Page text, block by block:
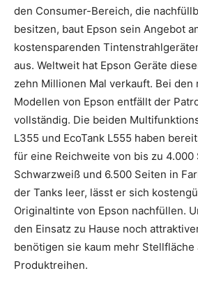
den Consumer-Bereich, die
besitzen, baut Epson sein Angebot
kostensparenden
aus. Weltweit hat Epson Geräte
zehn Millionen Mal verkauft. Bei den
Modellen von Epson entfällt der
vollständig. Die beiden
L355 und EcoTank L555 haben
für eine Reichweite von bis zu 4.000
Schwarzweiß und 6.500 Seiten in
der Tanks leer, lässt er sich
Originaltinte von Epson nachfüllen.
den Einsatz zu Hause noch
benötigen sie kaum mehr
Produktreihen.